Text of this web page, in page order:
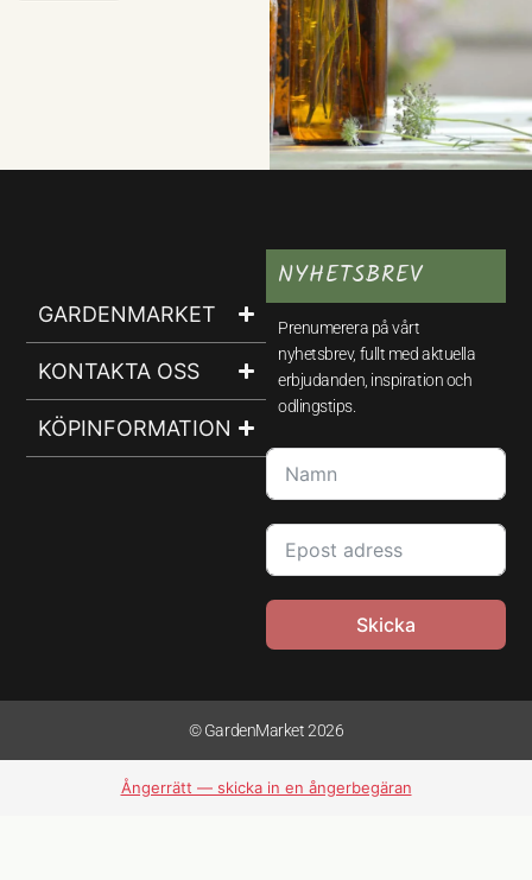
GARDENMARKET
KONTAKTA OSS
KÖPINFORMATION
NYHETSBREV
Prenumerera på vårt
nyhetsbrev, fullt med aktuella
erbjudanden, inspiration och
odlingstips.
Skicka
© GardenMarket 2026
Ångerrätt — skicka in en ångerbegäran